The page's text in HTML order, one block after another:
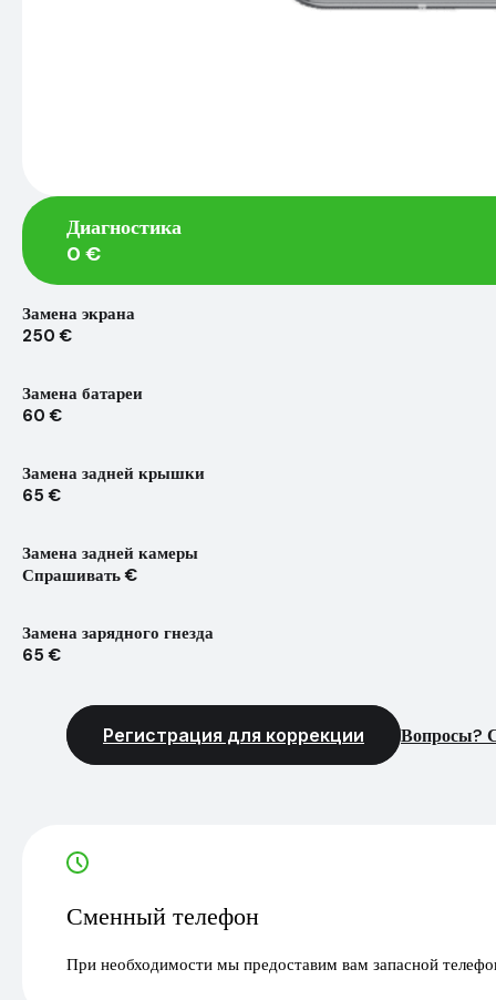
Диагностика
0 €
Замена экрана
250 €
Замена батареи
60 €
Замена задней крышки
65 €
Замена задней камеры
Спрашивать €
Замена зарядного гнезда
65 €
Регистрация для коррекции Вопросы?
Сменный телефон
При необходимости мы предоставим вам запасной